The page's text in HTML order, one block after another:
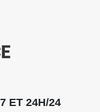
ET 24H/24